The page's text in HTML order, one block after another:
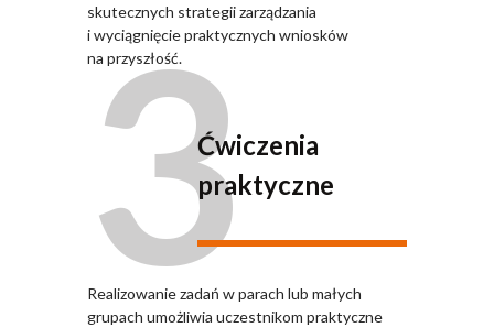
skutecznych strategii zarządzania
i wyciągnięcie praktycznych wniosków
na przyszłość.
3Ćwiczenia
praktyczne
Realizowanie zadań w parach lub małych
grupach umożliwia uczestnikom praktyczne